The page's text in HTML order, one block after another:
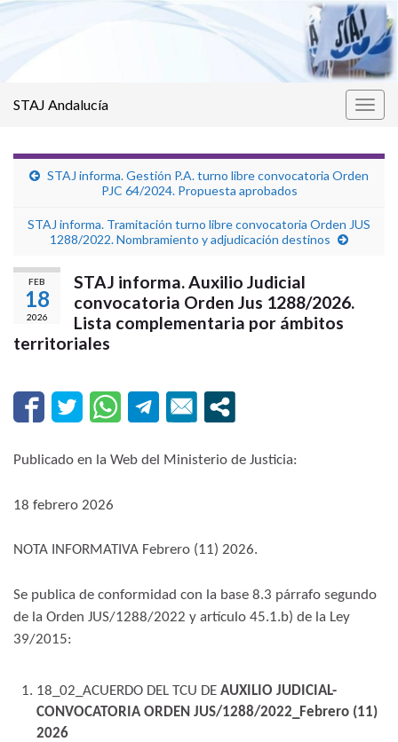
STAJ Andalucía
STAJ informa. Gestión P.A. turno libre convocatoria Orden
PJC 64/2024. Propuesta aprobados
STAJ informa. Tramitación turno libre convocatoria Orden JUS
1288/2022. Nombramiento y adjudicación destinos
FEB
18
2026
STAJ informa. Auxilio Judicial
convocatoria Orden Jus 1288/2026.
Lista complementaria por ámbitos
territoriales
Publicado en la Web del Ministerio de Justicia:
18 febrero 2026
NOTA INFORMATIVA Febrero (11) 2026.
​Se publica de conformidad con la base 8.3 párrafo segundo
de la Orden JUS/1288/2022 y artículo 45.1.b) de la Ley
39/2015:
18_02_ACUERDO DEL TCU DE AUXILIO JUDICIAL-
CONVOCATORIA ORDEN JUS/1288/2022_Febrero (11)
2026